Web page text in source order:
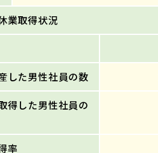
業取得状況
した男性社員の数
得した男性社員の
率